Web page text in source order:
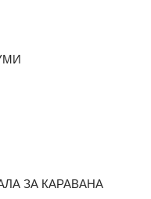
ЗА КАРАВАНА